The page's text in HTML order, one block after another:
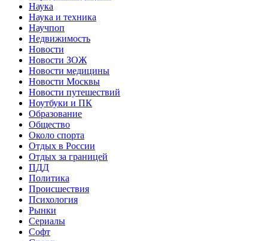
Наука
Наука и техника
Научпоп
Недвижимость
Новости
Новости ЗОЖ
Новости медицины
Новости Москвы
Новости путешествий
Ноутбуки и ПК
Образование
Общество
Около спорта
Отдых в России
Отдых за границей
ПДД
Политика
Происшествия
Психология
Рынки
Сериалы
Софт